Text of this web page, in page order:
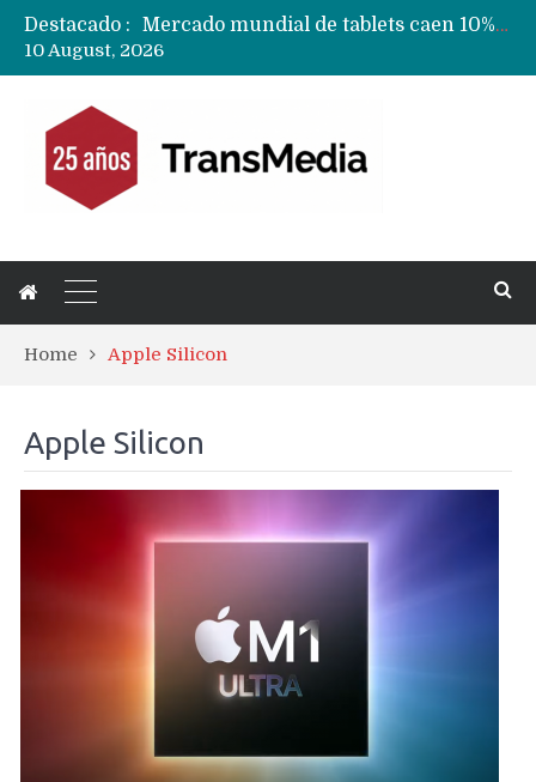
Destacado :
Fabricantes suben precios de teléfonos y ganan más dinero en un mercado donde Xiaomi alerta por no mejorar ventas
10 August, 2026
Home Apple Silicon
Apple Silicon